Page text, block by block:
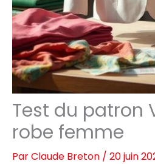
Test du patron
robe femme
ParClaude Breton / 20 juin